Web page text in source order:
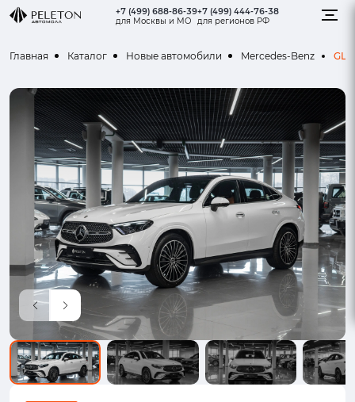
+7 (499) 688-86-39
для Москвы и МО
+7 (499) 444-76-38
для регионов РФ
Главная Каталог Новые автомобили Mercedes-Benz GLC